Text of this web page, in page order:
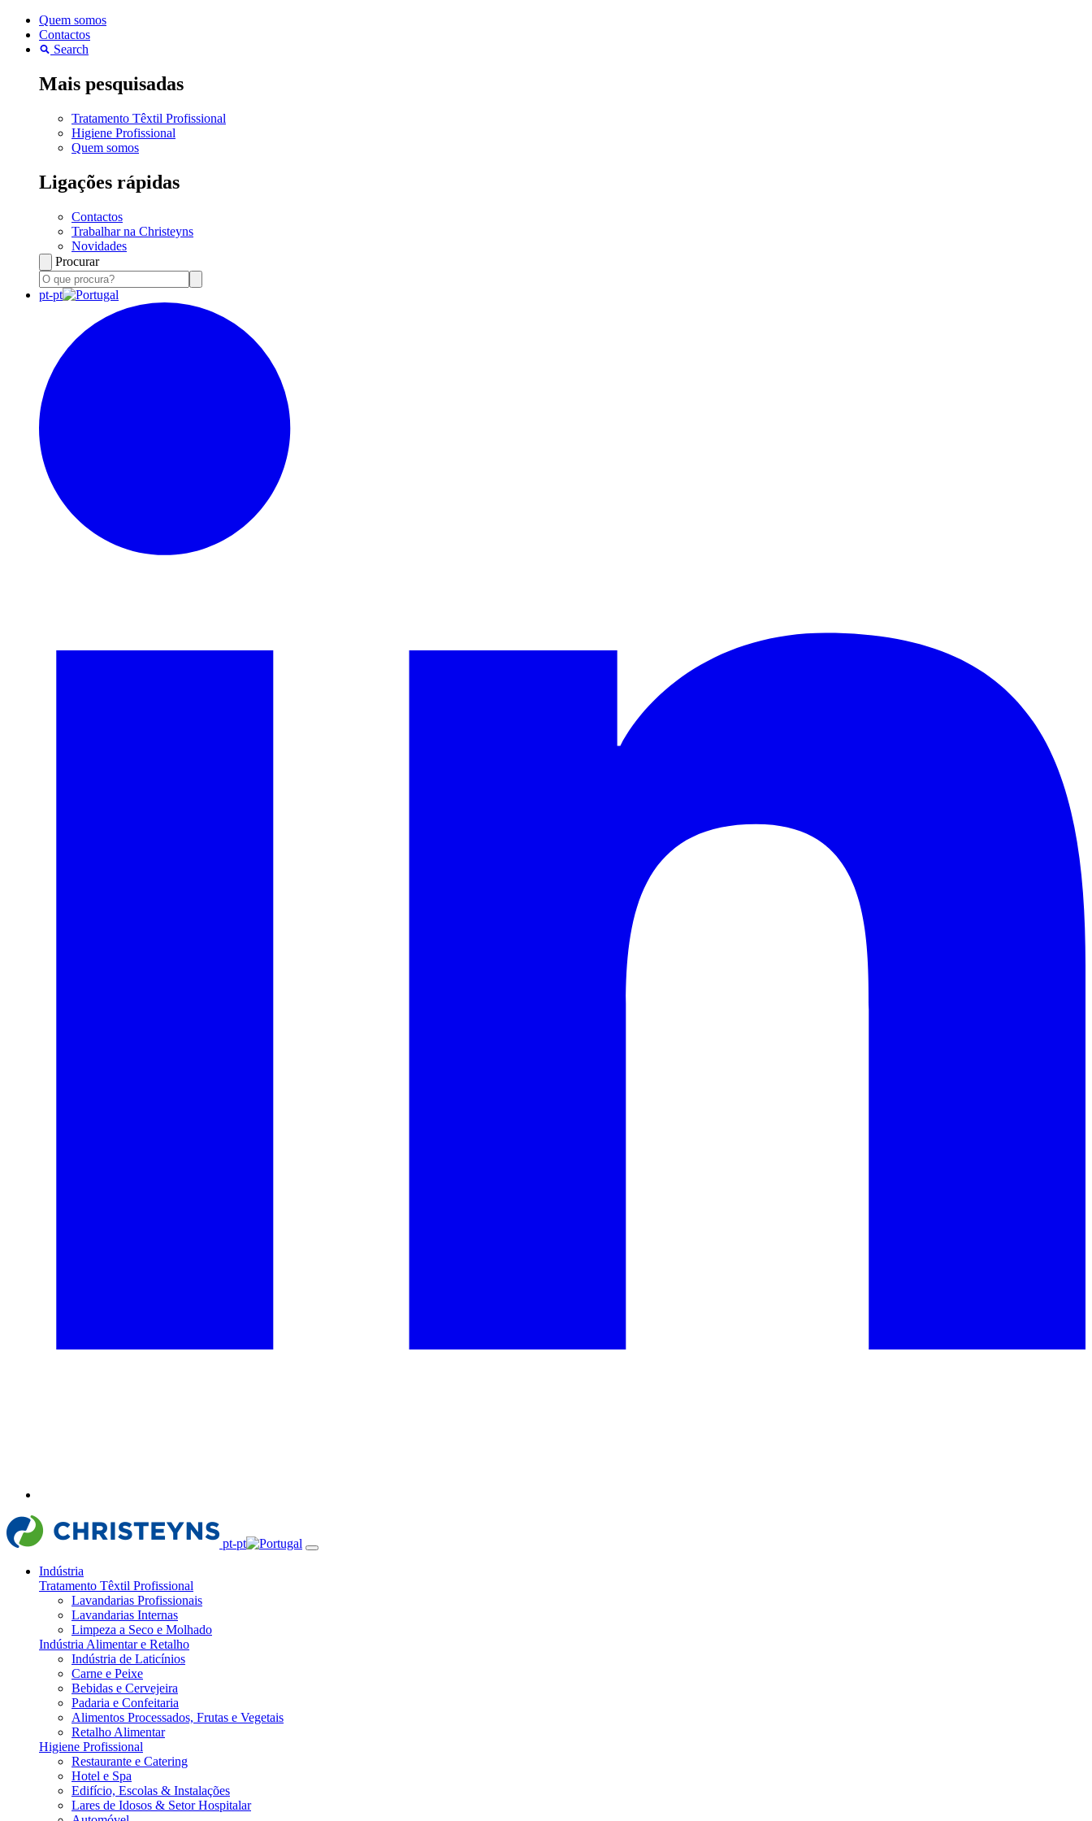
Quem somos
Contactos
Search
Mais pesquisadas
Tratamento Têxtil Profissional
Higiene Profissional
Quem somos
Ligações rápidas
Contactos
Trabalhar na Christeyns
Novidades
Procurar
pt-pt
pt-pt
Indústria
Tratamento Têxtil Profissional
Lavandarias Profissionais
Lavandarias Internas
Limpeza a Seco e Molhado
Indústria Alimentar e Retalho
Indústria de Laticínios
Carne e Peixe
Bebidas e Cervejeira
Padaria e Confeitaria
Alimentos Processados, Frutas e Vegetais
Retalho Alimentar
Higiene Profissional
Restaurante e Catering
Hotel e Spa
Edifício, Escolas & Instalações
Lares de Idosos & Setor Hospitalar